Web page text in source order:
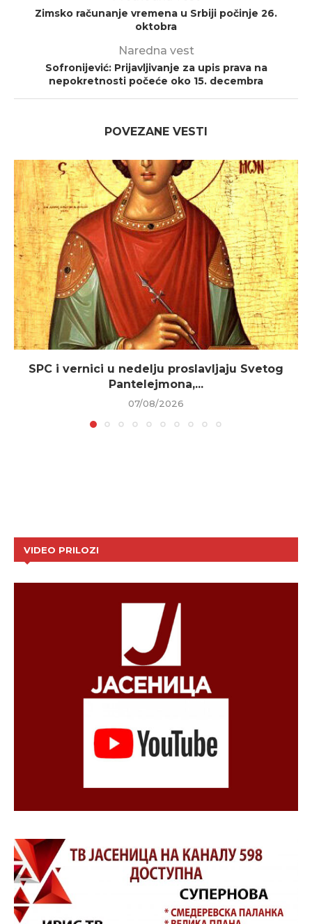
Zimsko računanje vremena u Srbiji počinje 26.
oktobra
Naredna vest
Sofronijević: Prijavljivanje za upis prava na
nepokretnosti počeće oko 15. decembra
POVEZANE VESTI
SPC i vernici u nedelju proslavljaju Svetog
Pantelejmona,...
07/08/2026
VIDEO PRILOZI